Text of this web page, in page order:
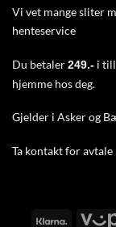
Vi vet mange sliter
henteservice
Du betaler249.- i
hjemme hos deg.
Gjelder i Asker og
Ta kontaktfor avtale
Klarna